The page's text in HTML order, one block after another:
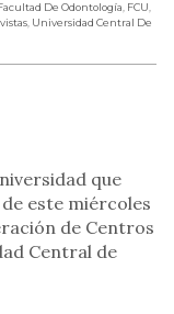
De Odontología, FCU,
, Universidad Central De
que
este miércoles
de Centros
Central de